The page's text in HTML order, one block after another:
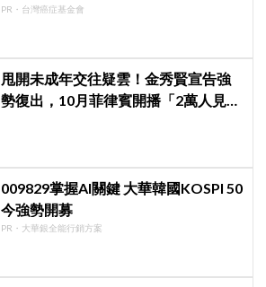
PR・台灣癌症基金會
甩開未成年交往疑雲！金秀賢宣告強
勢復出，10月菲律賓開播「2萬人見面
009829掌握AI關鍵 大華韓國KOSPI 50
今強勢開募
PR・大華銀全能行銷方案